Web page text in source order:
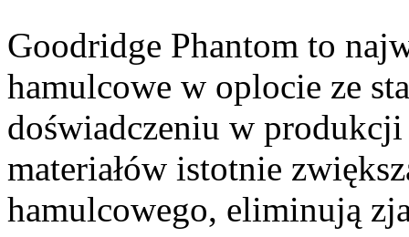
Goodridge Phantom to
hamulcowe w oplocie ze
doświadczeniu w
materiałów istotnie
hamulcowego, eliminują